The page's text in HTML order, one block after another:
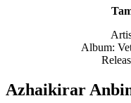
Album:
Azhaikirar